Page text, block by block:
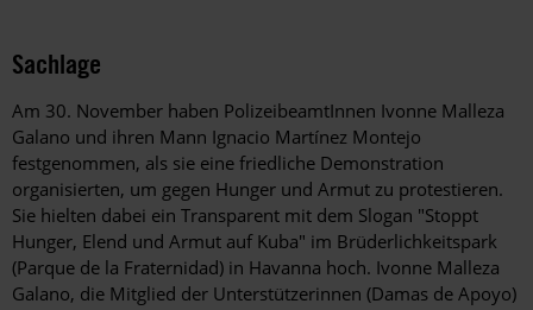
Sachlage
Am 30. November haben PolizeibeamtInnen Ivonne Malleza
Galano und ihren Mann Ignacio Martínez Montejo
festgenommen, als sie eine friedliche Demonstration
organisierten, um gegen Hunger und Armut zu protestieren.
Sie hielten dabei ein Transparent mit dem Slogan "Stoppt
Hunger, Elend und Armut auf Kuba" im Brüderlichkeitspark
(Parque de la Fraternidad) in Havanna hoch. Ivonne Malleza
Galano, die Mitglied der Unterstützerinnen (Damas de Apoyo)